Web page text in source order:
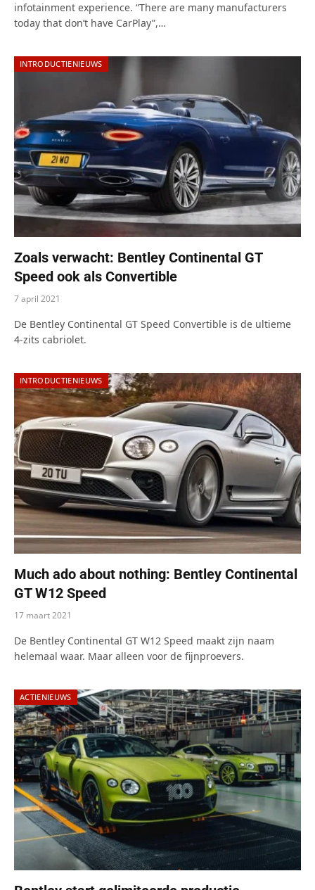
infotainment experience. “There are many manufacturers
today that don’t have CarPlay”,…
INTRODUCTIENIEUWS
Zoals verwacht: Bentley Continental GT
Speed ook als Convertible
7 april 2021
De Bentley Continental GT Speed Convertible is de ultieme
4-zits cabriolet.
INTRODUCTIENIEUWS
Much ado about nothing: Bentley Continental
GT W12 Speed
17 maart 2021
De Bentley Continental GT W12 Speed maakt zijn naam
helemaal waar. Maar alleen voor de fijnproevers.
ACTIENIEUWS